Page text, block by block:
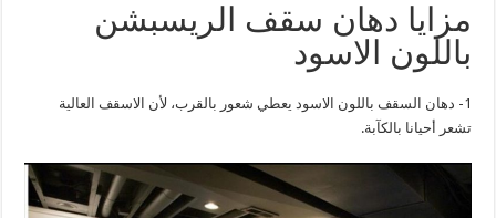
مزايا دهان سقف الريسبشن
باللون الاسود
1- دهان السقف باللون الاسود يعطي شعور بالقرب، لأن الاسقف العالية
تشعر أحيانا بالكآبة.